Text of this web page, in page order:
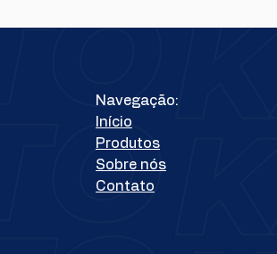
Navegação:
Início
Produtos
Sobre nós
Contato